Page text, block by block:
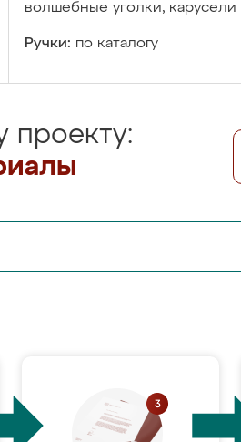
волшебные уголки, карусели
Ручки: по каталогу
проекту: